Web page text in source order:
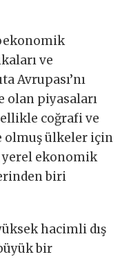
ve
Avrupası’nı
olan piyasaları
coğrafi ve
olmuş ülkeler için
yerel ekonomik
biri
hacimli dış
bir